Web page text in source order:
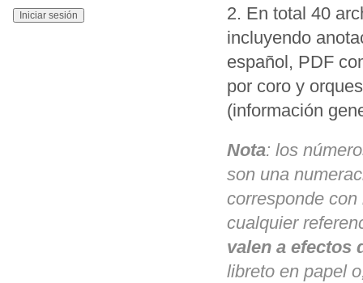
2. En total 40
incluyendo
español, PDF
por coro y
(información
Nota: los
son una
corresponde
cualquier
valen a efectos
libreto en papel